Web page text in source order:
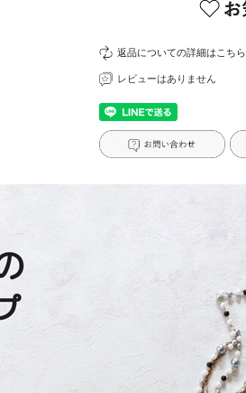
返品についての詳細はこちら
レビューはありません